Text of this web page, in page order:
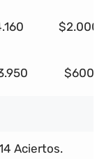
$2.000
$600
Aciertos.